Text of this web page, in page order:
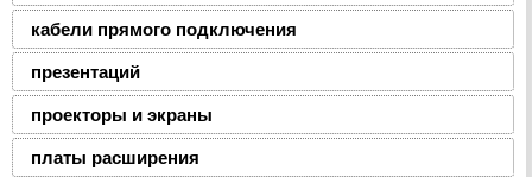
кабели прямого подключения
презентаций
проекторы и экраны
платы расширения